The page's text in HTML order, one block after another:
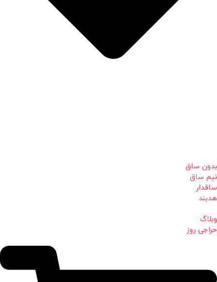
بدون ساق
نیم ساق
ساقدار
هدبند
وبلاگ
حراجی روز